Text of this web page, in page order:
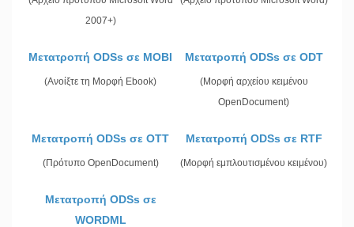
2007+)
Μετατροπή ODSs σε MOBI
(Ανοίξτε τη Μορφή Ebook)
Μετατροπή ODSs σε ODT
(Μορφή αρχείου κειμένου
OpenDocument)
Μετατροπή ODSs σε OTT
(Πρότυπο OpenDocument)
Μετατροπή ODSs σε RTF
(Μορφή εμπλουτισμένου κειμένου)
Μετατροπή ODSs σε
WORDML